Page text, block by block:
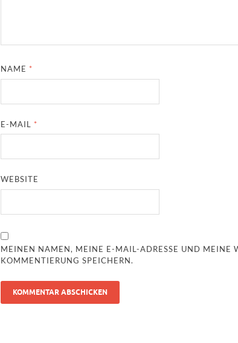
NAME *
E-MAIL *
WEBSITE
MEINEN NAMEN, MEINE E-MAIL-ADRESSE UND MEINE
KOMMENTIERUNG SPEICHERN.